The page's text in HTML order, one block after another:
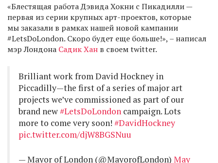
«Блестящая работа Дэвида Хокни с Пикадилли —
первая из серии крупных арт-проектов, которые
мы заказали в рамках нашей новой кампании
#LetsDoLondon. Скоро будет еще больше!», – написал
мэр Лондона Садик Хан в своем twitter.
Brilliant work from David Hockney in
Piccadilly—the first of a series of major art
projects we’ve commissioned as part of our
brand new#LetsDoLondon campaign. Lots
more to come very soon! #DavidHockney
pic.twitter.com/djW8BGSNuu
— Mayor of London (@MayorofLondon) May